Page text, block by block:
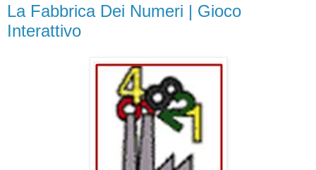
La Fabbrica Dei Numeri | Gioco
Interattivo